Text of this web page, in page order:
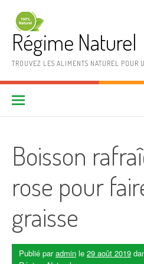
Régime Naturel
TROUVEZ LES ALIMENTS NATUREL POUR
Boisson
rose pour
graisse
Publié paradmin le 29 août 2019